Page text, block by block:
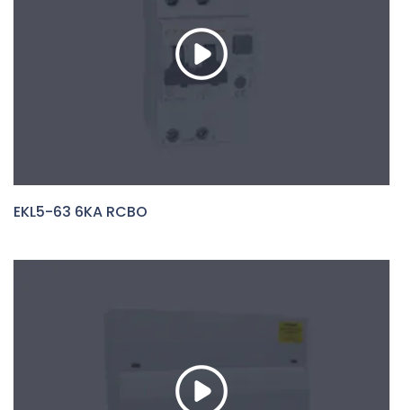
EKL5-63 6KA RCBO